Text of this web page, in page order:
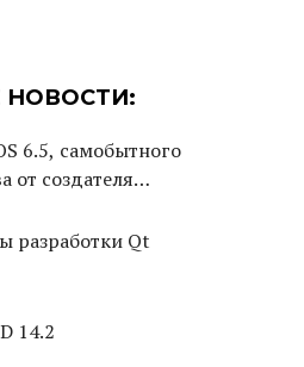
НОВОСТИ:
6.5, самобытного
от создателя
разработки Qt
14.2